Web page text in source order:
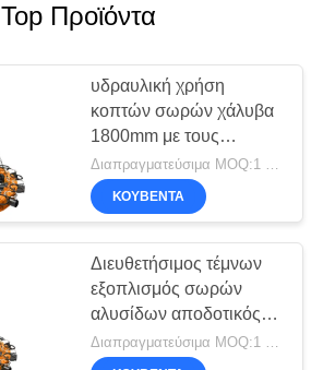
Top Προϊόντα
υδραυλική χρήση
κοπτών σωρών χάλυβα
1800mm με τους
εκσκαφείς
Διαπραγματεύσιμα MOQ:1 σύνολο
ΚΟΥΒΈΝΤΑ
Διευθετήσιμος τέμνων
εξοπλισμός σωρών
αλυσίδων αποδοτικός
790kN SPA8
υδραυλικός
Διαπραγματεύσιμα MOQ:1 σύνολο